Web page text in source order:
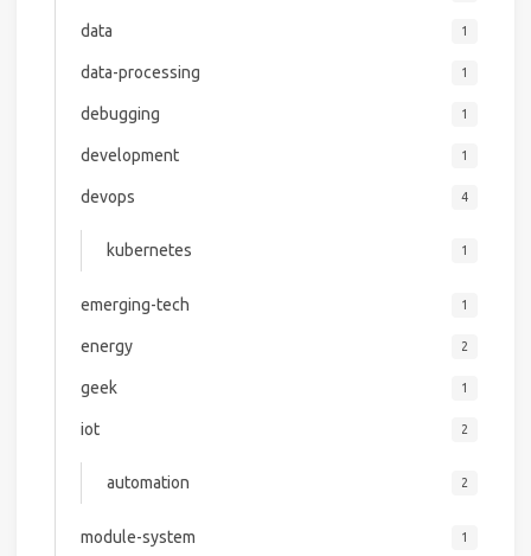
data 1
data-processing 1
debugging 1
development 1
devops 4
kubernetes 1
emerging-tech 1
energy 2
geek 1
iot 2
automation 2
module-system 1